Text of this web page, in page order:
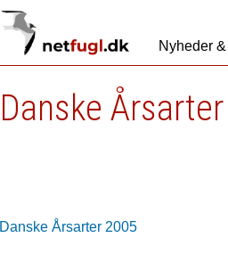
Nyheder
Danske
Danske Årsarter 2005